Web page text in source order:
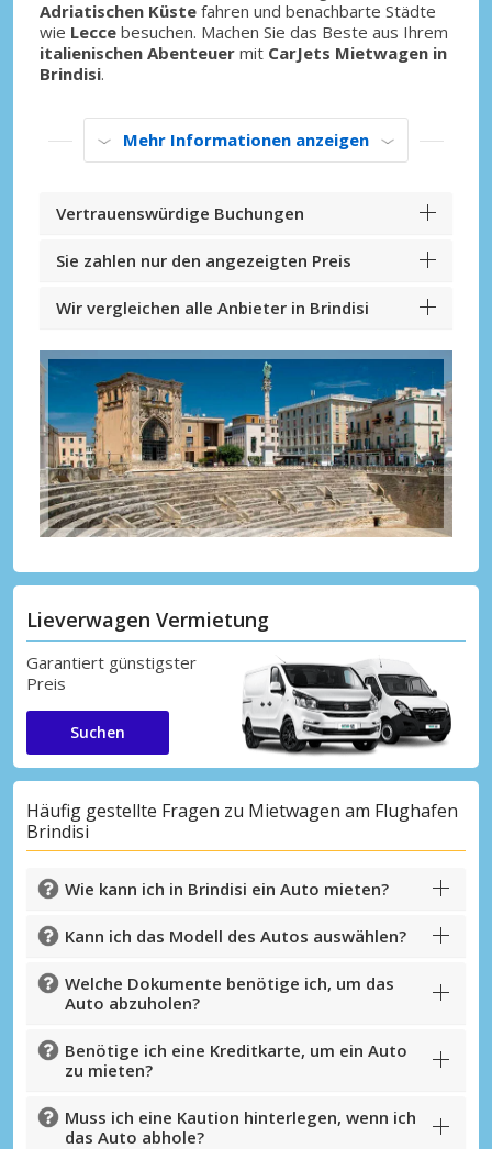
Adriatischen Küste fahren und benachbarte Städte
wie Lecce besuchen. Machen Sie das Beste aus Ihrem
italienischen Abenteuer mit CarJets Mietwagen in
Brindisi.
Mehr Informationen anzeigen
Vertrauenswürdige Buchungen
Sie zahlen nur den angezeigten Preis
Wir vergleichen alle Anbieter in Brindisi
Lieverwagen Vermietung
Garantiert günstigster
Preis
Suchen
Häufig gestellte Fragen zu Mietwagen am Flughafen
Brindisi
Wie kann ich in Brindisi ein Auto mieten?
Kann ich das Modell des Autos auswählen?
Welche Dokumente benötige ich, um das
Auto abzuholen?
Benötige ich eine Kreditkarte, um ein Auto
zu mieten?
Muss ich eine Kaution hinterlegen, wenn ich
das Auto abhole?